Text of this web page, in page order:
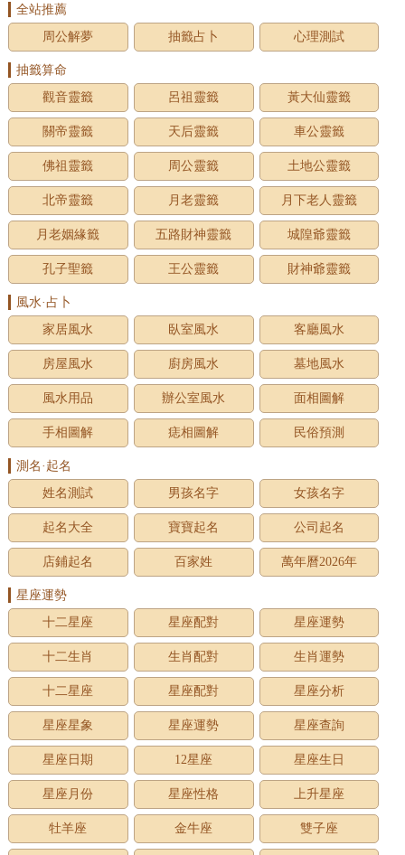
全站推薦
周公解夢
抽籤占卜 心理測試
抽籤算命
觀音靈籤
呂祖靈籤 黃大仙靈籤
關帝靈籤 天后靈籤 車公靈籤
佛祖靈籤 周公靈籤 土地公靈籤
北帝靈籤 月老靈籤 月下老人靈籤
月老姻緣籤 五路財神靈籤 城隍爺靈籤
孔子聖籤 王公靈籤 財神爺靈籤
風水·占卜
家居風水
臥室風水 客廳風水
房屋風水 廚房風水 墓地風水
風水用品 辦公室風水 面相圖解
手相圖解 痣相圖解 民俗預測
測名·起名
姓名測試
男孩名字 女孩名字
起名大全 寶寶起名 公司起名
店鋪起名 百家姓 萬年曆2026年
星座運勢
十二星座
星座配對 星座運勢
十二生肖 生肖配對 生肖運勢
十二星座 星座配對 星座分析
星座星象 星座運勢 星座查詢
星座日期 12星座 星座生日
星座月份 星座性格 上升星座
牡羊座 金牛座 雙子座